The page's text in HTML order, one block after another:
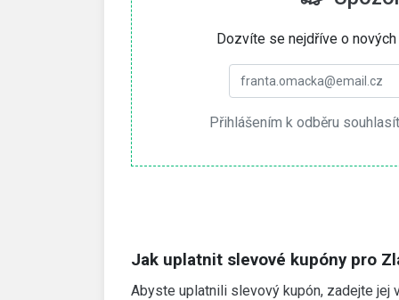
Dozvíte se nejdříve o
Přihlášením k odběru
Jak uplatnit slevové kupóny pro
Abyste uplatnili slevový kupón, zadejte jej